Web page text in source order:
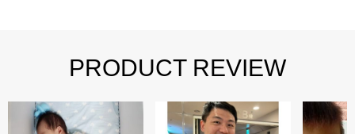
PRODUCT REVIEW